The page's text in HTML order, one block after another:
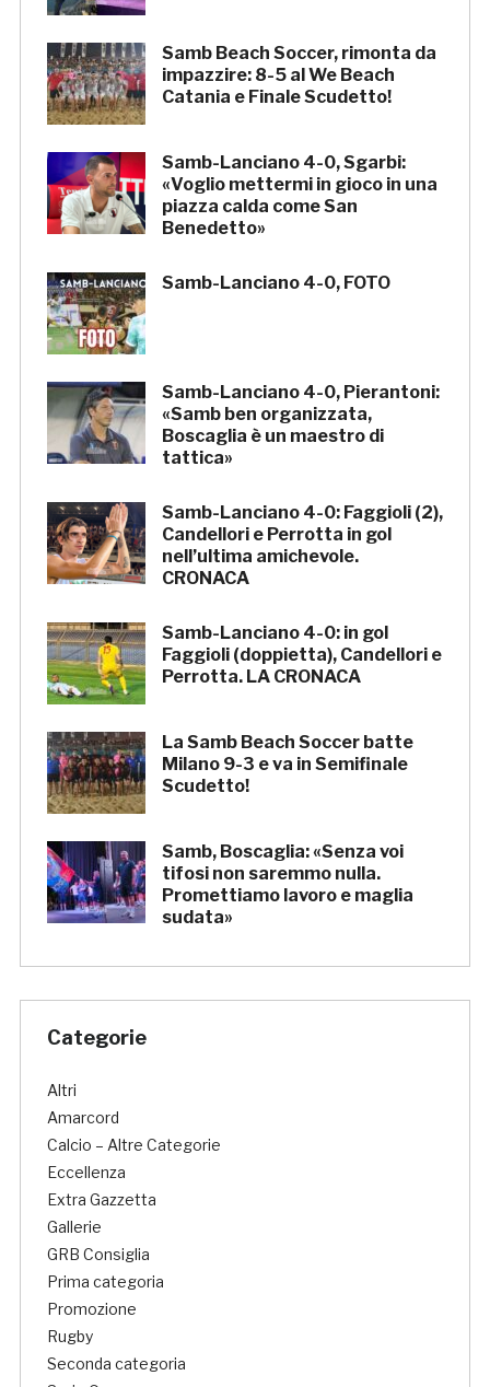
Samb Beach Soccer, rimonta da
impazzire: 8-5 al We Beach
Catania e Finale Scudetto!
Samb-Lanciano 4-0, Sgarbi:
«Voglio mettermi in gioco in una
piazza calda come San
Benedetto»
Samb-Lanciano 4-0, FOTO
Samb-Lanciano 4-0, Pierantoni:
«Samb ben organizzata,
Boscaglia è un maestro di
tattica»
Samb-Lanciano 4-0: Faggioli (2),
Candellori e Perrotta in gol
nell’ultima amichevole.
CRONACA
Samb-Lanciano 4-0: in gol
Faggioli (doppietta), Candellori e
Perrotta. LA CRONACA
La Samb Beach Soccer batte
Milano 9-3 e va in Semifinale
Scudetto!
Samb, Boscaglia: «Senza voi
tifosi non saremmo nulla.
Promettiamo lavoro e maglia
sudata»
Categorie
Altri
Amarcord
Calcio – Altre Categorie
Eccellenza
Extra Gazzetta
Gallerie
GRB Consiglia
Prima categoria
Promozione
Rugby
Seconda categoria